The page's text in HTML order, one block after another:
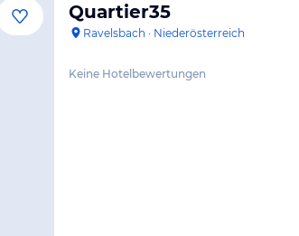
Quartier35
Ravelsbach · Niederösterreich
Keine Hotelbewertungen